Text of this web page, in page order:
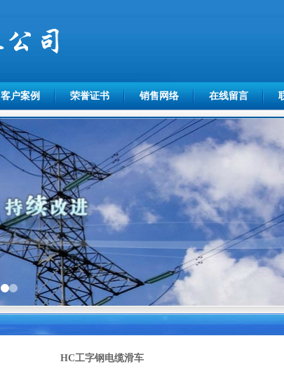
客户案例 荣誉证书 销售网络 在线留言
HC工字钢电缆滑车